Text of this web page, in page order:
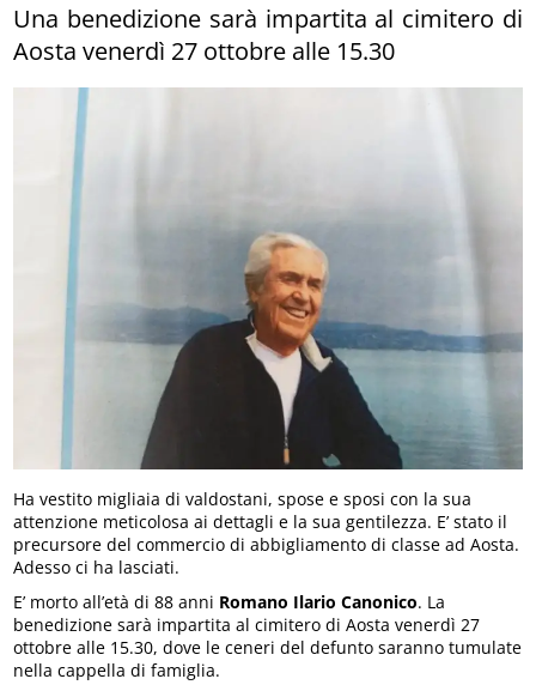
Una benedizione sarà impartita al cimitero di
Aosta venerdì 27 ottobre alle 15.30
Ha vestito migliaia di valdostani, spose e sposi con la sua
attenzione meticolosa ai dettagli e la sua gentilezza. E’ stato il
precursore del commercio di abbigliamento di classe ad Aosta.
Adesso ci ha lasciati.
E’ morto all’età di 88 anni Romano Ilario Canonico. La
benedizione sarà impartita al cimitero di Aosta venerdì 27
ottobre alle 15.30, dove le ceneri del defunto saranno tumulate
nella cappella di famiglia.